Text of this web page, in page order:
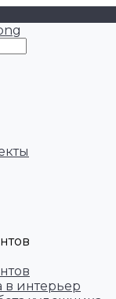
в интерьер